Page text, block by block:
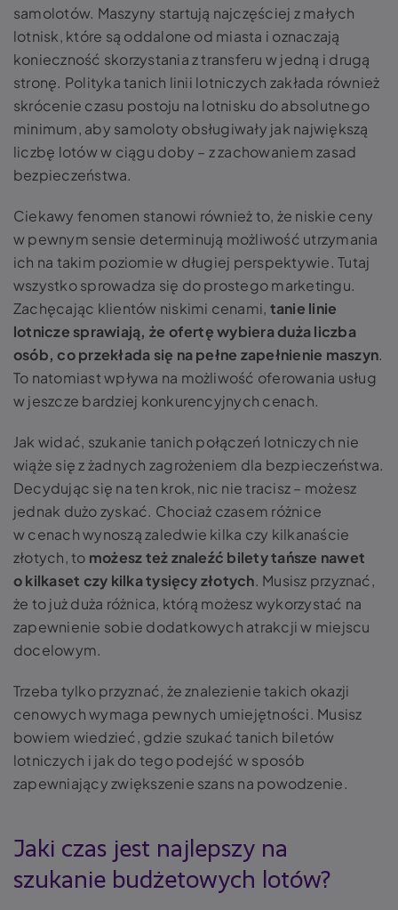
samolotów. Maszyny startują najczęściej z małych
lotnisk, które są oddalone od miasta i oznaczają
konieczność skorzystania z transferu w jedną i drugą
stronę. Polityka tanich linii lotniczych zakłada również
skrócenie czasu postoju na lotnisku do absolutnego
minimum, aby samoloty obsługiwały jak największą
liczbę lotów w ciągu doby – z zachowaniem zasad
bezpieczeństwa.
Ciekawy fenomen stanowi również to, że niskie ceny
w pewnym sensie determinują możliwość utrzymania
ich na takim poziomie w długiej perspektywie. Tutaj
wszystko sprowadza się do prostego marketingu.
Zachęcając klientów niskimi cenami, tanie linie
lotnicze sprawiają, że ofertę wybiera duża liczba
osób, co przekłada się na pełne zapełnienie maszyn.
To natomiast wpływa na możliwość oferowania usług
w jeszcze bardziej konkurencyjnych cenach.
Jak widać, szukanie tanich połączeń lotniczych nie
wiąże się z żadnych zagrożeniem dla bezpieczeństwa.
Decydując się na ten krok, nic nie tracisz – możesz
jednak dużo zyskać. Chociaż czasem różnice
w cenach wynoszą zaledwie kilka czy kilkanaście
złotych, to możesz też znaleźć bilety tańsze nawet
o kilkaset czy kilka tysięcy złotych. Musisz przyznać,
że to już duża różnica, którą możesz wykorzystać na
zapewnienie sobie dodatkowych atrakcji w miejscu
docelowym.
Trzeba tylko przyznać, że znalezienie takich okazji
cenowych wymaga pewnych umiejętności. Musisz
bowiem wiedzieć, gdzie szukać tanich biletów
lotniczych i jak do tego podejść w sposób
zapewniający zwiększenie szans na powodzenie.
Jaki czas jest najlepszy na
szukanie budżetowych lotów?